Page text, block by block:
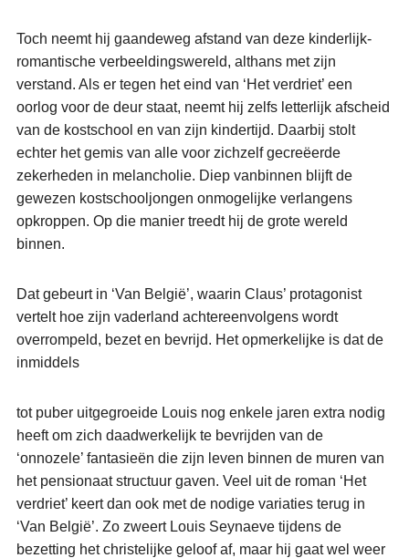
Toch neemt hij gaandeweg afstand van deze kinderlijk-
romantische verbeeldingswereld, althans met zijn
verstand. Als er tegen het eind van ‘Het verdriet’ een
oorlog voor de deur staat, neemt hij zelfs letterlijk afscheid
van de kostschool en van zijn kindertijd. Daarbij stolt
echter het gemis van alle voor zichzelf gecreëerde
zekerheden in melancholie. Diep vanbinnen blijft de
gewezen kostschooljongen onmogelijke verlangens
opkroppen. Op die manier treedt hij de grote wereld
binnen.
Dat gebeurt in ‘Van België’, waarin Claus’ protagonist
vertelt hoe zijn vaderland achtereenvolgens wordt
overrompeld, bezet en bevrijd. Het opmerkelijke is dat de
inmiddels
tot puber uitgegroeide Louis nog enkele jaren extra nodig
heeft om zich daadwerkelijk te bevrijden van de
‘onnozele’ fantasieën die zijn leven binnen de muren van
het pensionaat structuur gaven. Veel uit de roman ‘Het
verdriet’ keert dan ook met de nodige variaties terug in
‘Van België’. Zo zweert Louis Seynaeve tijdens de
bezetting het christelijke geloof af, maar hij gaat wel weer